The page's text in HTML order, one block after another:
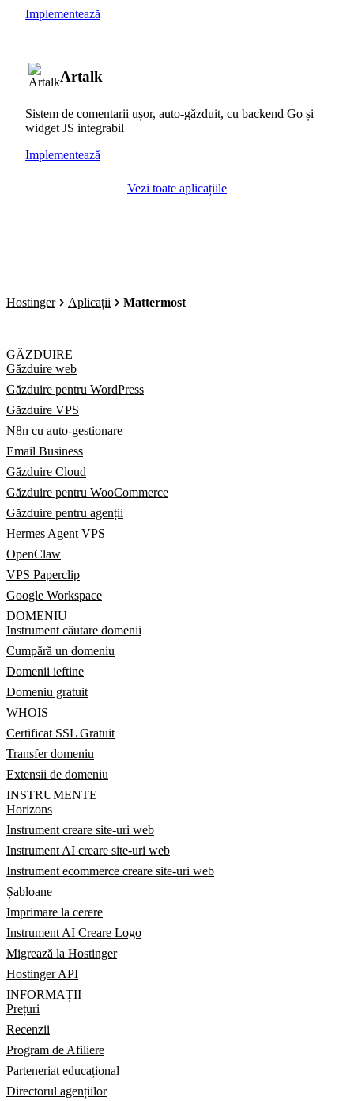
Implementează
Artalk
Sistem de comentarii ușor, auto-găzduit, cu backend Go și
widget JS integrabil
Implementează
Vezi toate aplicațiile
Hostinger Aplicații Mattermost
GĂZDUIRE
Găzduire web
Găzduire pentru WordPress
Găzduire VPS
N8n cu auto-gestionare
Email Business
Găzduire Cloud
Găzduire pentru WooCommerce
Găzduire pentru agenții
Hermes Agent VPS
OpenClaw
VPS Paperclip
Google Workspace
DOMENIU
Instrument căutare domenii
Cumpără un domeniu
Domenii ieftine
Domeniu gratuit
WHOIS
Certificat SSL Gratuit
Transfer domeniu
Extensii de domeniu
INSTRUMENTE
Horizons
Instrument creare site-uri web
Instrument AI creare site-uri web
Instrument ecommerce creare site-uri web
Șabloane
Imprimare la cerere
Instrument AI Creare Logo
Migrează la Hostinger
Hostinger API
INFORMAȚII
Prețuri
Recenzii
Program de Afiliere
Parteneriat educațional
Directorul agențiilor